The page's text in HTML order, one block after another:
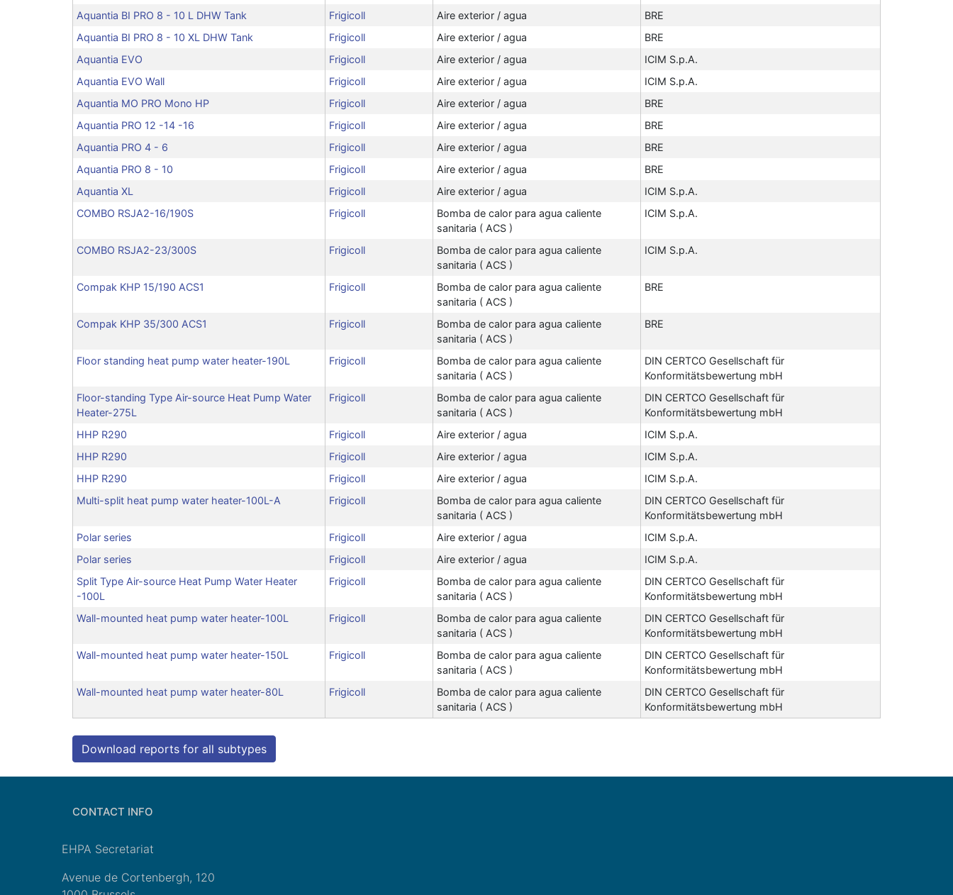
Aquantia BI PRO 8 - 10 L DHW Tank
Frigicoll Aire exterior / agua
BRE
Aquantia BI PRO 8 - 10 XL DHW Tank
Frigicoll Aire exterior / agua
BRE
Aquantia EVO
Frigicoll Aire exterior / agua
ICIM S.p.A.
Aquantia EVO Wall
Frigicoll Aire exterior / agua
ICIM S.p.A.
Aquantia MO PRO Mono HP
Frigicoll Aire exterior / agua
BRE
Aquantia PRO 12 -14 -16
Frigicoll Aire exterior / agua
BRE
Aquantia PRO 4 - 6
Frigicoll Aire exterior / agua
BRE
Aquantia PRO 8 - 10
Frigicoll Aire exterior / agua
BRE
Aquantia XL
Frigicoll Aire exterior / agua
ICIM S.p.A.
COMBO RSJA2-16/190S
Frigicoll
Bomba de calor para agua caliente
sanitaria ( ACS )
ICIM S.p.A.
COMBO RSJA2-23/300S Frigicoll
Bomba de calor para agua caliente
sanitaria ( ACS )
ICIM S.p.A.
Compak KHP 15/190 ACS1 Frigicoll
Bomba de calor para agua caliente
sanitaria ( ACS )
BRE
Compak KHP 35/300 ACS1 Frigicoll
Bomba de calor para agua caliente
sanitaria ( ACS )
BRE
Floor standing heat pump water heater-190L Frigicoll
Bomba de calor para agua caliente
sanitaria ( ACS )
DIN CERTCO Gesellschaft für
Konformitätsbewertung mbH
Floor-standing Type Air-source Heat Pump Water
Heater-275L
Frigicoll
Bomba de calor para agua caliente
sanitaria ( ACS )
DIN CERTCO Gesellschaft für
Konformitätsbewertung mbH
HHP R290
Frigicoll Aire exterior / agua
ICIM S.p.A.
HHP R290
Frigicoll Aire exterior / agua
ICIM S.p.A.
HHP R290
Frigicoll Aire exterior / agua
ICIM S.p.A.
Multi-split heat pump water heater-100L-A
Frigicoll
Bomba de calor para agua caliente
sanitaria ( ACS )
DIN CERTCO Gesellschaft für
Konformitätsbewertung mbH
Polar series
Frigicoll Aire exterior / agua
ICIM S.p.A.
Polar series
Frigicoll Aire exterior / agua
ICIM S.p.A.
Split Type Air-source Heat Pump Water Heater
-100L
Frigicoll
Bomba de calor para agua caliente
sanitaria ( ACS )
DIN CERTCO Gesellschaft für
Konformitätsbewertung mbH
Wall-mounted heat pump water heater-100L
Frigicoll
Bomba de calor para agua caliente
sanitaria ( ACS )
DIN CERTCO Gesellschaft für
Konformitätsbewertung mbH
Wall-mounted heat pump water heater-150L
Frigicoll
Bomba de calor para agua caliente
sanitaria ( ACS )
DIN CERTCO Gesellschaft für
Konformitätsbewertung mbH
Wall-mounted heat pump water heater-80L
Frigicoll
Bomba de calor para agua caliente
sanitaria ( ACS )
DIN CERTCO Gesellschaft für
Konformitätsbewertung mbH
Download reports for all subtypes
CONTACT INFO
EHPA Secretariat
Avenue de Cortenbergh, 120